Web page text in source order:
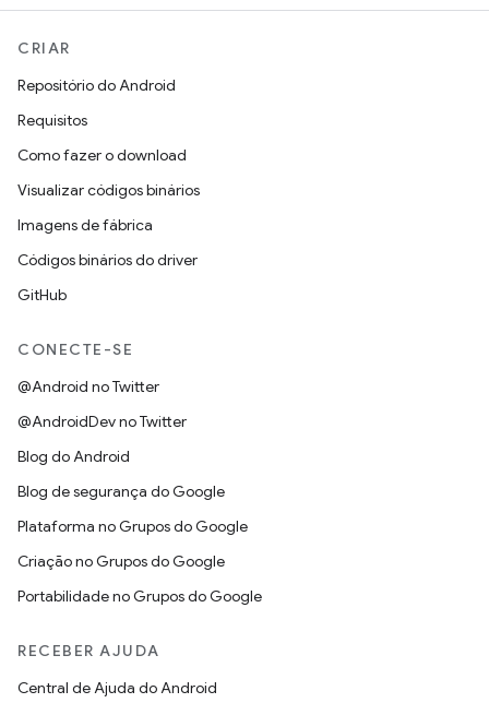
CRIAR
Repositório do Android
Requisitos
Como fazer o download
Visualizar códigos binários
Imagens de fábrica
Códigos binários do driver
GitHub
CONECTE-SE
@Android no Twitter
@AndroidDev no Twitter
Blog do Android
Blog de segurança do Google
Plataforma no Grupos do Google
Criação no Grupos do Google
Portabilidade no Grupos do Google
RECEBER AJUDA
Central de Ajuda do Android